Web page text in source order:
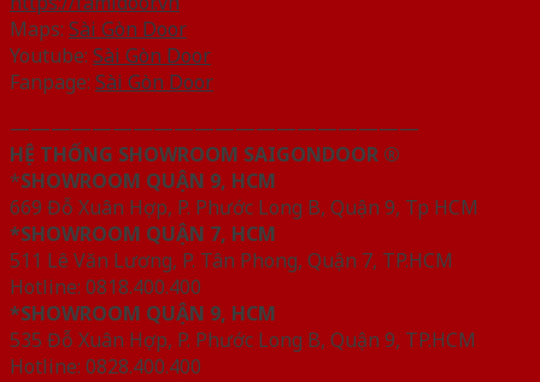
Maps: Sài Gòn Door
Youtube: Sài Gòn Door
Fanpage: Sài Gòn Door
————————————————————
HỆ THỐNG SHOWROOM SAIGONDOOR ®
*SHOWROOM QUẬN 9, HCM
669 Đỗ Xuân Hợp, P. Phước Long B, Quận 9, Tp HCM
*SHOWROOM QUẬN 7, HCM
511 Lê Văn Lương, P. Tân Phong, Quận 7, TP.HCM
Hotline: 0818.400.400
*SHOWROOM QUẬN 9, HCM
535 Đỗ Xuân Hợp, P. Phước Long B, Quận 9, TP.HCM
Hotline: 0828.400.400